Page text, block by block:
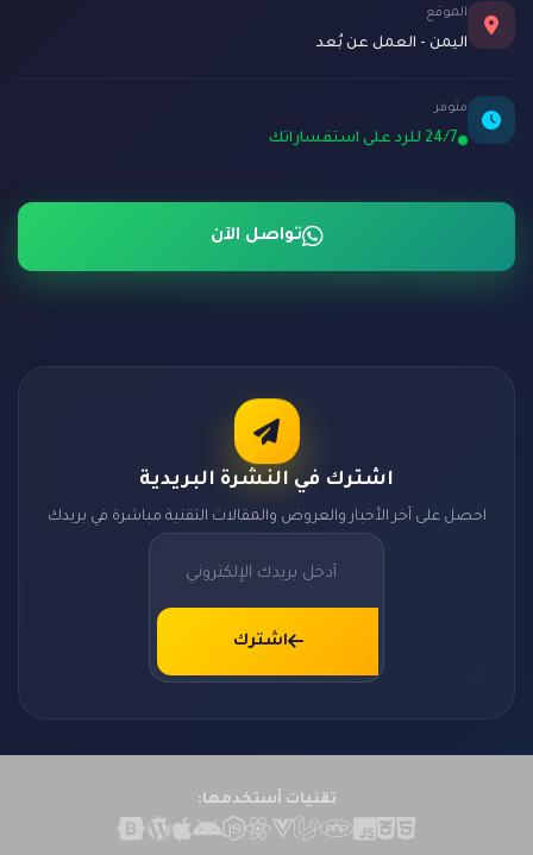
الموقع
اليمن - العمل عن بُعد
متوفر
24/7 للرد على استفساراتك
تواصل الآن
اشترك في النشرة البريدية
احصل على آخر الأخبار والعروض والمقالات التقنية مباشرة في بريدك
اشترك
تقنيات أستخدمها: